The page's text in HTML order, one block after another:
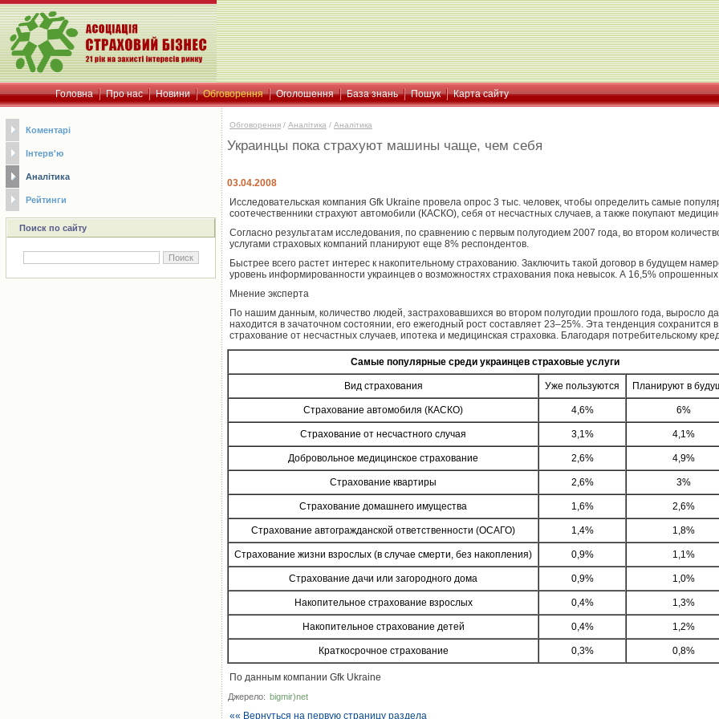
Головна Про нас Новини Обговорення Оголошення База знань Пошук Карта сайту
Коментарі
Інтерв'ю
Аналітика
Рейтинги
Поиск по сайту
Обговорення / Аналітика / Аналітика
Украинцы пока страхуют машины чаще, чем себя
03.04.2008
Исследовательская компания Gfk Ukraine провела опрос 3 тыс. человек, чтобы определить самые
соотечественники страхуют автомобили (КАСКО), себя от несчастных случаев, а также покупают
Согласно результатам исследования, по сравнению с первым полугодием 2007 года, во втором
услугами страховых компаний планируют еще 8% респондентов.
Быстрее всего растет интерес к накопительному страхованию. Заключить такой договор в будущем
уровень информированности украинцев о возможностях страхования пока невысок. А 16,5%
Мнение эксперта
По нашим данным, количество людей, застраховавшихся во втором полугодии прошлого года, выросло
находится в зачаточном состоянии, его ежегодный рост составляет 23–25%. Эта тенденция
страхование от несчастных случаев, ипотека и медицинская страховка. Благодаря потребительскому
Самые популярные среди украинцев страховые услуги
Вид страхования Уже пользуются Планируют в
Страхование автомобиля (КАСКО) 4,6% 6%
Страхование от несчастного случая 3,1% 4,1%
Добровольное медицинское страхование 2,6% 4,9%
Страхование квартиры 2,6% 3%
Страхование домашнего имущества 1,6% 2,6%
Страхование автогражданской ответственности (ОСАГО) 1,4% 1,8%
Страхование жизни взрослых (в случае смерти, без накопления) 0,9% 1,1%
Страхование дачи или загородного дома 0,9% 1,0%
Накопительное страхование взрослых 0,4% 1,3%
Накопительное страхование детей 0,4% 1,2%
Краткосрочное страхование 0,3% 0,8%
По данным компании Gfk Ukraine
Джерело: bigmir)net
«« Вернуться на первую страницу раздела